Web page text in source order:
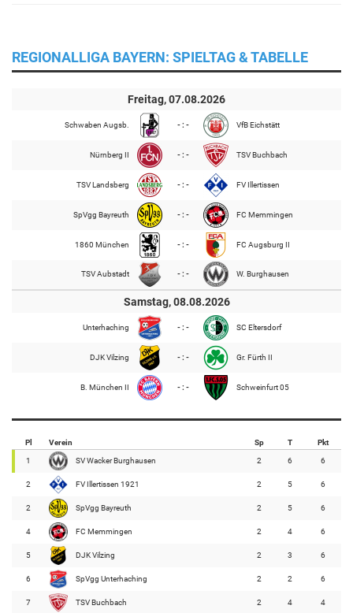
REGIONALLIGA BAYERN: SPIELTAG & TABELLE
Freitag, 07.08.2026
Schwaben Augsb. - : - VfB Eichstätt
Nürnberg II - : - TSV Buchbach
TSV Landsberg - : - FV Illertissen
SpVgg Bayreuth - : - FC Memmingen
1860 München - : - FC Augsburg II
TSV Aubstadt - : - W. Burghausen
Samstag, 08.08.2026
Unterhaching - : - SC Eltersdorf
DJK Vilzing - : - Gr. Fürth II
B. München II - : - Schweinfurt 05
Pl Verein Sp T Pkt
1 SV Wacker Burghausen 2 6 6
2 FV Illertissen 1921 2 5 6
2 SpVgg Bayreuth 2 5 6
4 FC Memmingen 2 4 6
5 DJK Vilzing 2 3 6
6 SpVgg Unterhaching 2 2 6
7 TSV Buchbach 2 4 4